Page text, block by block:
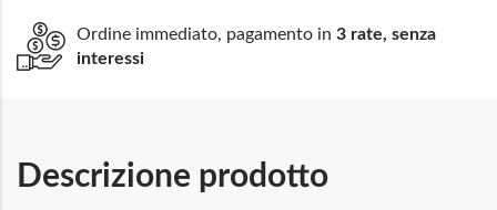
Ordine immediato, pagamento in 3 rate, senza
interessi
Descrizione prodotto